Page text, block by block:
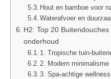
Hout en bamboe voor
Waterafvoer en
H2: Top 20
onderhoud
1. Tropische
2. Modern
3. Spa‑achtige